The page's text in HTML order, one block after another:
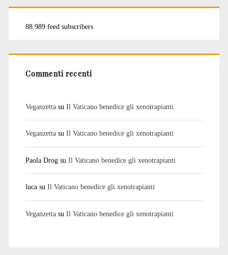
88.989 feed subscribers
Commenti recenti
Veganzettasu Il Vaticano benedice gli xenotrapianti
Veganzettasu Il Vaticano benedice gli xenotrapianti
Paola Drogsu Il Vaticano benedice gli xenotrapianti
lucasu Il Vaticano benedice gli xenotrapianti
Veganzettasu Il Vaticano benedice gli xenotrapianti